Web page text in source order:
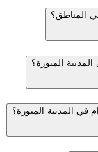
المناطق؟
المنورة؟
في المدينة المنورة؟